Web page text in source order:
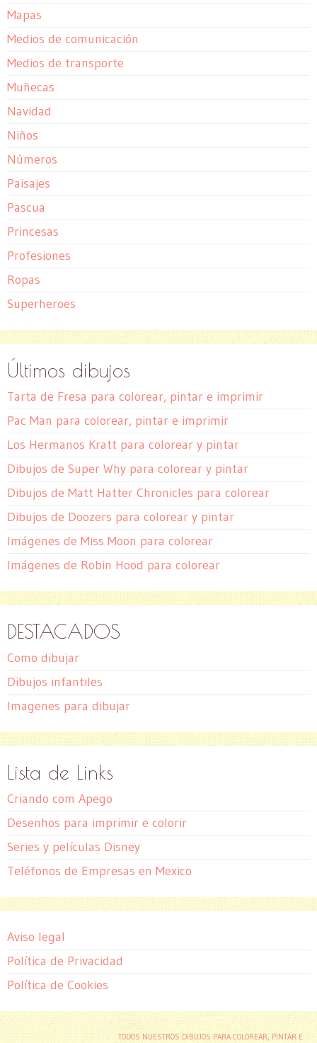
Mapas
Medios de comunicación
Medios de transporte
Muñecas
Navidad
Niños
Números
Paisajes
Pascua
Princesas
Profesiones
Ropas
Superheroes
Últimos dibujos
Tarta de Fresa para colorear, pintar e imprimir
Pac Man para colorear, pintar e imprimir
Los Hermanos Kratt para colorear y pintar
Dibujos de Super Why para colorear y pintar
Dibujos de Matt Hatter Chronicles para colorear
Dibujos de Doozers para colorear y pintar
Imágenes de Miss Moon para colorear
Imágenes de Robin Hood para colorear
DESTACADOS
Como dibujar
Dibujos infantiles
Imagenes para dibujar
Lista de Links
Criando com Apego
Desenhos para imprimir e colorir
Series y películas Disney
Teléfonos de Empresas en Mexico
Aviso legal
Política de Privacidad
Política de Cookies
TODOS NUESTROS DIBUJOS PARA COLOREAR, PINTAR E